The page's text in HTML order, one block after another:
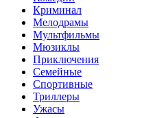
Криминал
Мелодрамы
Мультфильмы
Мюзиклы
Приключения
Семейные
Спортивные
Триллеры
Ужасы